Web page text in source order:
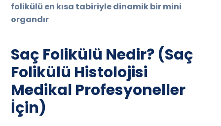
folikülü en kısa tabiriyle dinamik bir mini
organdır
Saç Folikülü Nedir? (Saç
Folikülü Histolojisi
Medikal Profesyoneller
İçin)